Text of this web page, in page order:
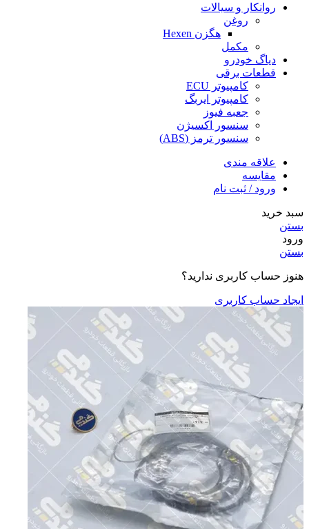
روانکار و سیالات
روغن
هگزن Hexen
مکمل
دیاگ خودرو
قطعات برقی
کامپیوتر ECU
کامپیوتر ایربگ
جعبه فیوز
سنسور اکسیژن
سنسور ترمز (ABS)
علاقه مندی
مقایسه
ورود / ثبت نام
سبد خرید
بستن
ورود
بستن
هنوز حساب کاربری ندارید؟
ایجاد حساب کاربری